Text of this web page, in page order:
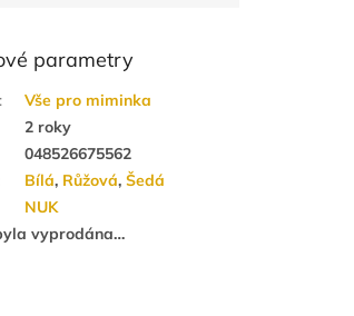
parametry
:
Vše pro miminka
2 roky
048526675562
Bílá, Růžová,Šedá
NUK
vyprodána…